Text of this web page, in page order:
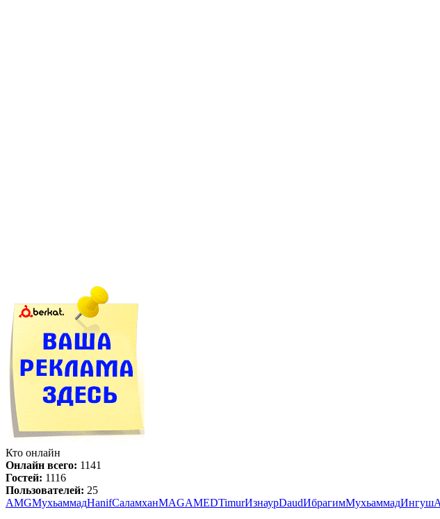
Кто онлайн
Онлайн всего: 1141
Гостей: 1116
Пользователей: 25
AMGМухьаммадHanifСаламханMAGAMEDTimurИзнаурDaudИбрагимМухьаммадИнгуш